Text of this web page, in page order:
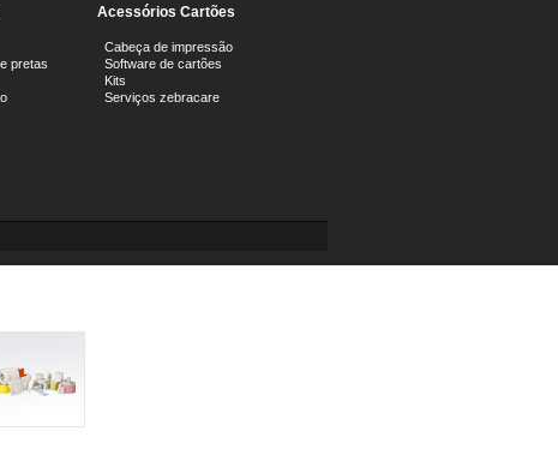
pretas
Acessórios Cartões
Cabeça de impressão
Software de cartões
Kits
Serviços zebracare